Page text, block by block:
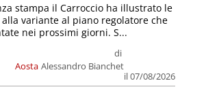
Aosta
di
Alessandro Bianchet
il 07/08/2026
stampa il Carroccio ha illustrato le
alla variante al piano regolatore che
nei prossimi giorni. S...